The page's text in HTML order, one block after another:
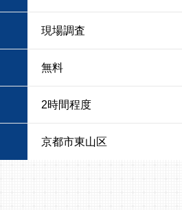
現場調査
無料
2時間程度
京都市東山区